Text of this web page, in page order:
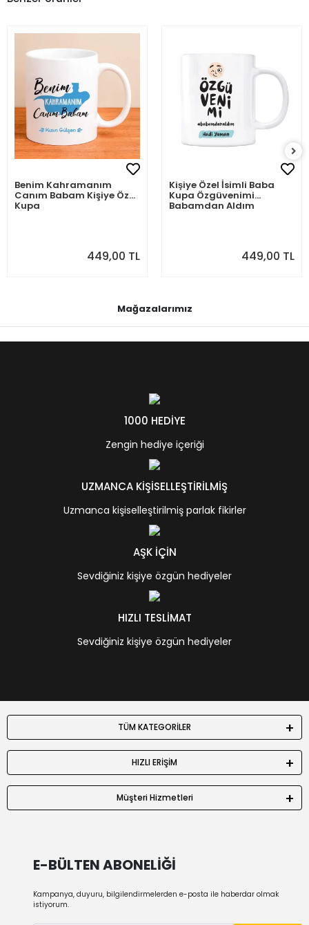
Benim Kahramanım
Canım Babam Kişiye Özel
Kupa
449,00 TL
Kişiye Özel İsimli Baba
Kupa Özgüvenimi
Babamdan Aldım
449,00 TL
Mağazalarımız
1000 HEDİYE
Zengin hediye içeriği
UZMANCA KİŞİSELLEŞTİRİLMİŞ
Uzmanca kişiselleştirilmiş parlak fikirler
AŞK İÇİN
Sevdiğiniz kişiye özgün hediyeler
HIZLI TESLİMAT
Sevdiğiniz kişiye özgün hediyeler
TÜM KATEGORİLER
HIZLI ERİŞİM
Müşteri Hizmetleri
E-BÜLTEN ABONELİĞİ
Kampanya, duyuru, bilgilendirmelerden e-posta ile haberdar olmak
istiyorum.